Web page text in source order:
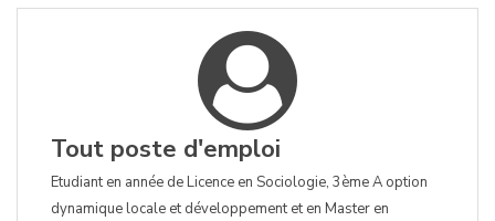
Tout poste d'emploi
Etudiant en année de Licence en Sociologie, 3ème A option
dynamique locale et développement et en Master en